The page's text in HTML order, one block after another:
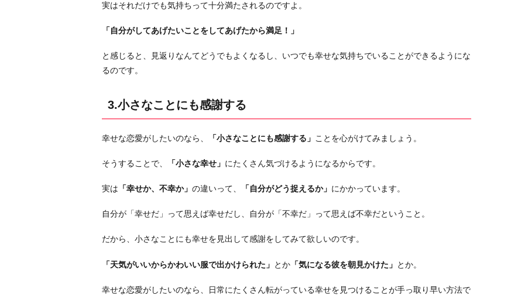
き
る
お
り
実はそれだけでも気持ちって十分満たされるのですよ。
「自分がしてあげたいことをしてあげたから満足！」
と感じると、見返りなんてどうでもよくなるし、いつでも幸せな気持ちでいることができるようにな
るのです。
3.小さなことにも感謝する
幸せな恋愛がしたいのなら、 「小さなことにも感謝する」 ことを心がけてみましょう。
そうすることで、 「小さな幸せ」 にたくさん気づけるようになるからです。
実は 「幸せか、不幸か」 の違いって、 「自分がどう捉えるか」 にかかっています。
自分が「幸せだ」って思えば幸せだし、自分が「不幸だ」って思えば不幸だということ。
だから、小さなことにも幸せを見出して感謝をしてみて欲しいのです。
「天気がいいからかわいい服で出かけられた」 とか 「気になる彼を朝見かけた」 とか。
幸せな恋愛がしたいのなら、日常にたくさん転がっている幸せを見つけることが手っ取り早い方法で